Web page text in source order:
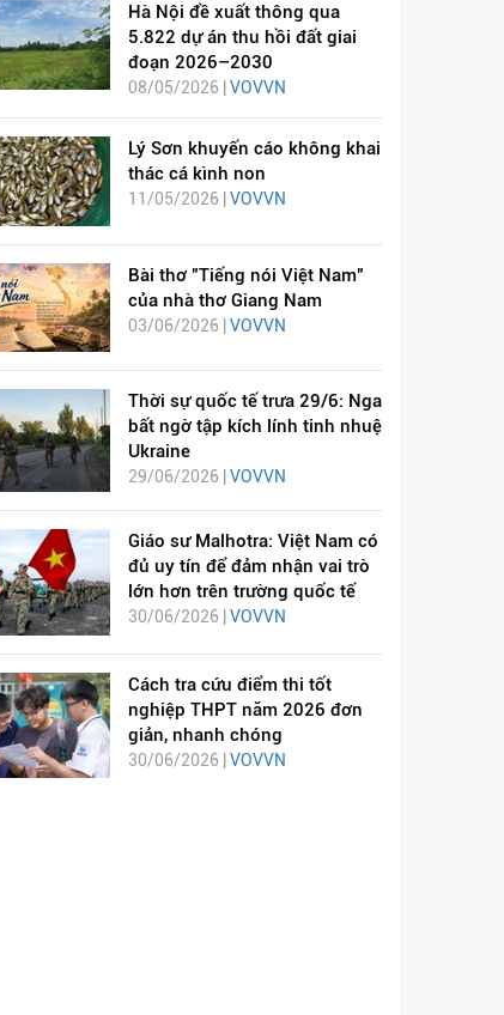
Hà Nội đề xuất thông qua
5.822 dự án thu hồi đất giai
đoạn 2026–2030
08/05/2026 | VOVVN
Lý Sơn khuyến cáo không khai
thác cá kình non
11/05/2026 | VOVVN
Bài thơ "Tiếng nói Việt Nam"
của nhà thơ Giang Nam
03/06/2026 |VOVVN
Thời sự quốc tế trưa 29/6: Nga
bất ngờ tập kích lính tinh nhuệ
Ukraine
29/06/2026 | VOVVN
Giáo sư Malhotra: Việt Nam có
đủ uy tín để đảm nhận vai trò
lớn hơn trên trường quốc tế
30/06/2026 | VOVVN
Cách tra cứu điểm thi tốt
nghiệp THPT năm 2026 đơn
giản, nhanh chóng
30/06/2026 | VOVVN